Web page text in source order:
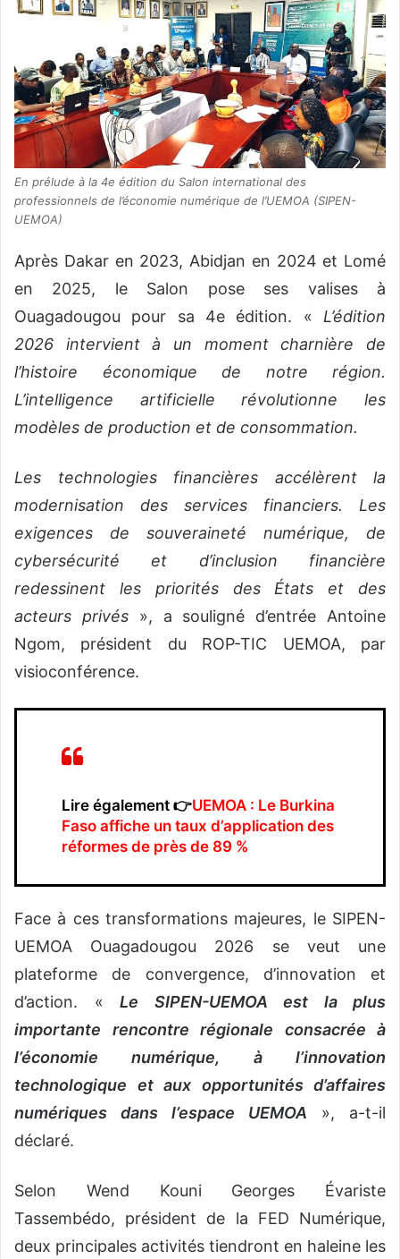
En prélude à la 4e édition du Salon international des
professionnels de l’économie numérique de l’UEMOA (SIPEN-
UEMOA)
Après Dakar en 2023, Abidjan en 2024 et Lomé
en 2025, le Salon pose ses valises à
Ouagadougou pour sa 4e édition. « L’édition
2026 intervient à un moment charnière de
l’histoire économique de notre région.
L’intelligence artificielle révolutionne les
modèles de production et de consommation.
Les technologies financières accélèrent la
modernisation des services financiers. Les
exigences de souveraineté numérique, de
cybersécurité et d’inclusion financière
redessinent les priorités des États et des
acteurs privés», a souligné d’entrée Antoine
Ngom, président du ROP-TIC UEMOA, par
visioconférence.
Lire également 👉UEMOA : Le Burkina
Faso affiche un taux d’application des
réformes de près de 89 %
Face à ces transformations majeures, le SIPEN-
UEMOA Ouagadougou 2026 se veut une
plateforme de convergence, d’innovation et
d’action. « Le SIPEN-UEMOA est la plus
importante rencontre régionale consacrée à
l’économie numérique, à l’innovation
technologique et aux opportunités d’affaires
numériques dans l’espace UEMOA », a-t-il
déclaré.
Selon Wend Kouni Georges Évariste
Tassembédo, président de la FED Numérique,
deux principales activités tiendront en haleine les